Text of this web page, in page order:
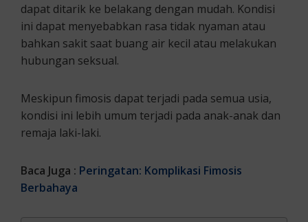
dapat ditarik ke belakang dengan mudah. Kondisi
ini dapat menyebabkan rasa tidak nyaman atau
bahkan sakit saat buang air kecil atau melakukan
hubungan seksual.
Meskipun fimosis dapat terjadi pada semua usia,
kondisi ini lebih umum terjadi pada anak-anak dan
remaja laki-laki.
Baca Juga : Peringatan: Komplikasi Fimosis
Berbahaya